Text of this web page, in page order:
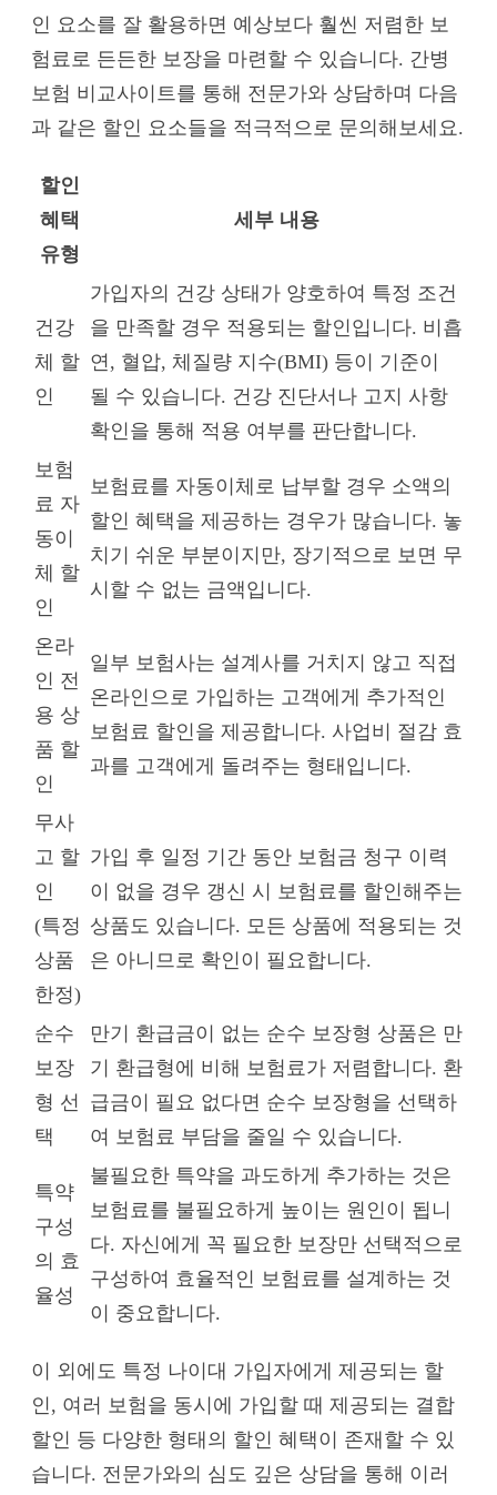
인 요소를 잘 활용하면 예상보다 훨씬 저렴한 보
험료로 든든한 보장을 마련할 수 있습니다. 간병
보험 비교사이트를 통해 전문가와 상담하며 다음
과 같은 할인 요소들을 적극적으로 문의해보세요.
할인
혜택
유형
세부 내용
건강
체 할
인
가입자의 건강 상태가 양호하여 특정 조건
을 만족할 경우 적용되는 할인입니다. 비흡
연, 혈압, 체질량 지수(BMI) 등이 기준이
될 수 있습니다. 건강 진단서나 고지 사항
확인을 통해 적용 여부를 판단합니다.
보험
료 자
동이
체 할
인
보험료를 자동이체로 납부할 경우 소액의
할인 혜택을 제공하는 경우가 많습니다. 놓
치기 쉬운 부분이지만, 장기적으로 보면 무
시할 수 없는 금액입니다.
온라
인 전
용 상
품 할
인
일부 보험사는 설계사를 거치지 않고 직접
온라인으로 가입하는 고객에게 추가적인
보험료 할인을 제공합니다. 사업비 절감 효
과를 고객에게 돌려주는 형태입니다.
무사
고 할
인
(특정
상품
한정)
가입 후 일정 기간 동안 보험금 청구 이력
이 없을 경우 갱신 시 보험료를 할인해주는
상품도 있습니다. 모든 상품에 적용되는 것
은 아니므로 확인이 필요합니다.
순수
보장
형 선
택
만기 환급금이 없는 순수 보장형 상품은 만
기 환급형에 비해 보험료가 저렴합니다. 환
급금이 필요 없다면 순수 보장형을 선택하
여 보험료 부담을 줄일 수 있습니다.
특약
구성
의 효
율성
불필요한 특약을 과도하게 추가하는 것은
보험료를 불필요하게 높이는 원인이 됩니
다. 자신에게 꼭 필요한 보장만 선택적으로
구성하여 효율적인 보험료를 설계하는 것
이 중요합니다.
이 외에도 특정 나이대 가입자에게 제공되는 할
인, 여러 보험을 동시에 가입할 때 제공되는 결합
할인 등 다양한 형태의 할인 혜택이 존재할 수 있
습니다. 전문가와의 심도 깊은 상담을 통해 이러